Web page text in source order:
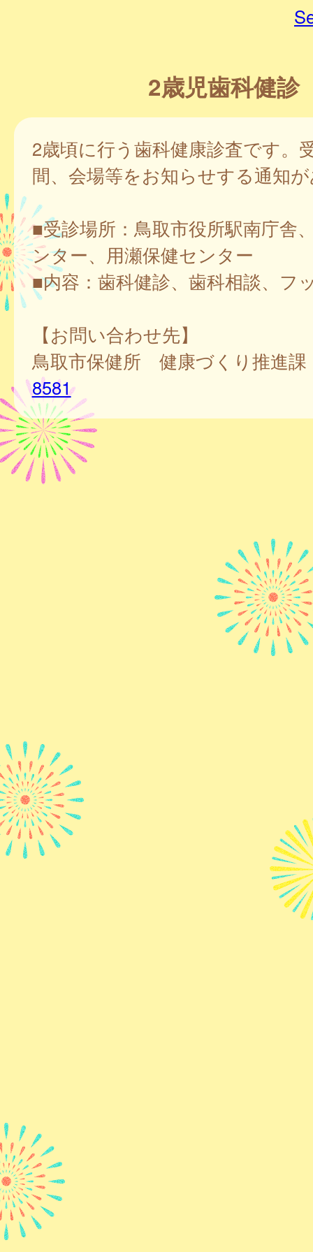
2歳児歯科健診
2歳頃に行う歯科健康診査です。
間、会場等をお知らせする通知
■受診場所：鳥取市役所駅南庁舎
ンター、用瀬保健センター
■内容：歯科健診、歯科相談、フ
【お問い合わせ先】
鳥取市保健所 健康づくり推
8581